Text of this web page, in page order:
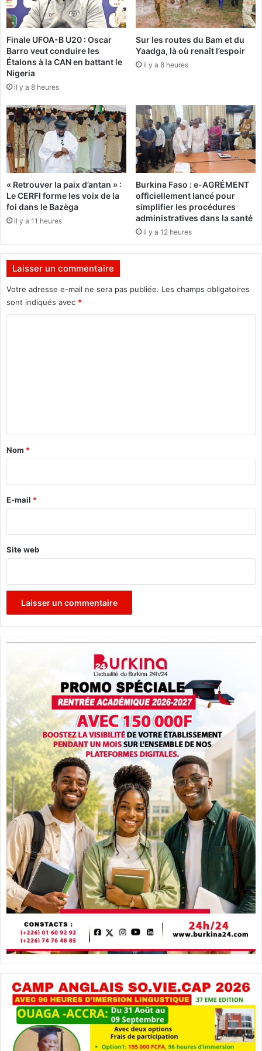
o
n
n
e
n
t
r
e
d
e
z
-
v
o
u
s
à
O
g
d
o
w
l
i
n
g
s
c
a
d
i
d
a
t
e
à
l
a
p
s
i
d
e
Finale UFOA-B U20 : Oscar
Barro veut conduire les
Étalons à la CAN en battant le
Nigeria
il y a 8 heures
Sur les routes du Bam et du
Yaadga, là où renaît l’espoir
il y a 8 heures
« Retrouver la paix d’antan » :
Le CERFI forme les voix de la
foi dans le Bazèga
il y a 11 heures
Burkina Faso : e-AGRÉMENT
officiellement lancé pour
simplifier les procédures
administratives dans la santé
il y a 12 heures
Laisser un commentaire
Votre adresse e-mail ne sera pas publiée. Les champs obligatoires
sont indiqués avec *
a
e
Nom *
E-mail *
Site web